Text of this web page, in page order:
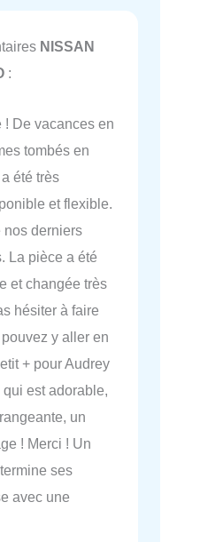
NISSAN
:
De vacances en
tombés en
été très
et flexible.
nos derniers
La pièce a été
et changée très
hésiter à faire
y aller en
+ pour Audrey
est adorable,
un
! Merci ! Un
ses
avec une